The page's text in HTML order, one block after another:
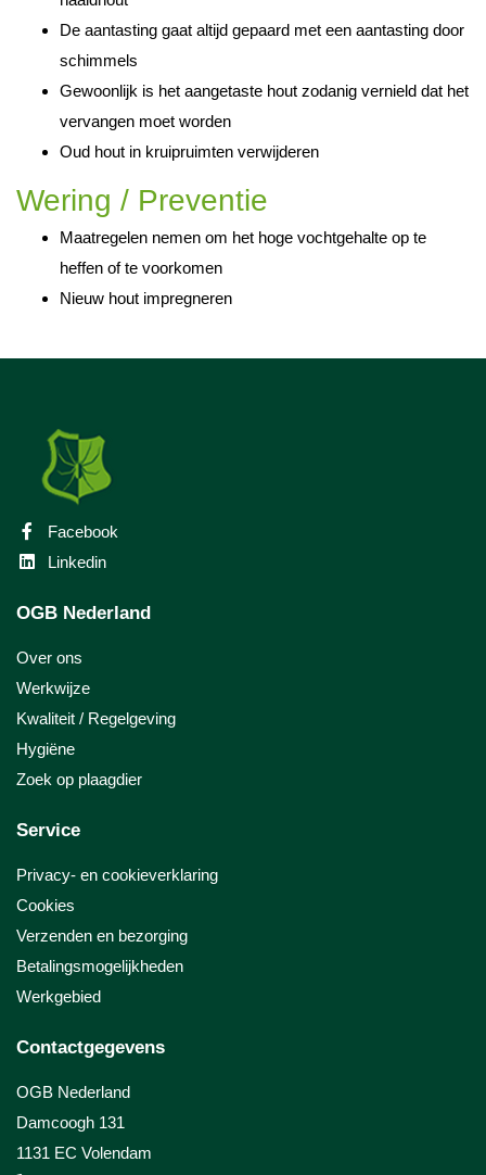
De aantasting gaat altijd gepaard met een aantasting door
schimmels
Gewoonlijk is het aangetaste hout zodanig vernield dat het
vervangen moet worden
Oud hout in kruipruimten verwijderen
Wering / Preventie
Maatregelen nemen om het hoge vochtgehalte op te
heffen of te voorkomen
Nieuw hout impregneren
Facebook
Linkedin
OGB Nederland
Over ons
Werkwijze
Kwaliteit / Regelgeving
Hygiëne
Zoek op plaagdier
Service
Privacy- en cookieverklaring
Cookies
Verzenden en bezorging
Betalingsmogelijkheden
Werkgebied
Contactgegevens
OGB Nederland
Damcoogh 131
1131 EC Volendam